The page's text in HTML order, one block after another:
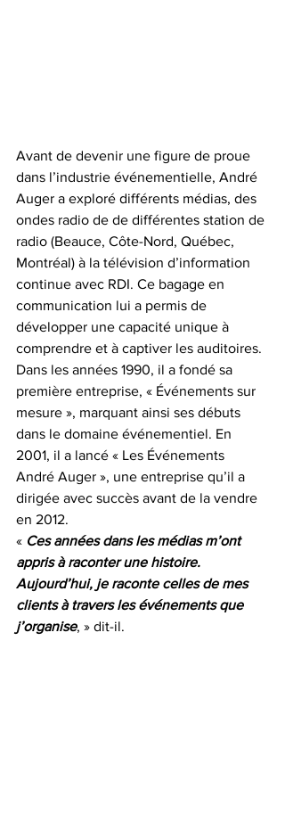
Avant de devenir une figure de proue
dans l’industrie événementielle, André
Auger a exploré différents médias, des
ondes radio de de différentes station de
radio (Beauce, Côte-Nord, Québec,
Montréal) à la télévision d’information
continue avec RDI. Ce bagage en
communication lui a permis de
développer une capacité unique à
comprendre et à captiver les auditoires.
Dans les années 1990, il a fondé sa
première entreprise, « Événements sur
mesure », marquant ainsi ses débuts
dans le domaine événementiel. En
2001, il a lancé « Les Événements
André Auger », une entreprise qu’il a
dirigée avec succès avant de la vendre
en 2012.
« Ces années dans les médias m’ont
appris à raconter une histoire.
Aujourd’hui, je raconte celles de mes
clients à travers les événements que
j’organise, » dit-il.